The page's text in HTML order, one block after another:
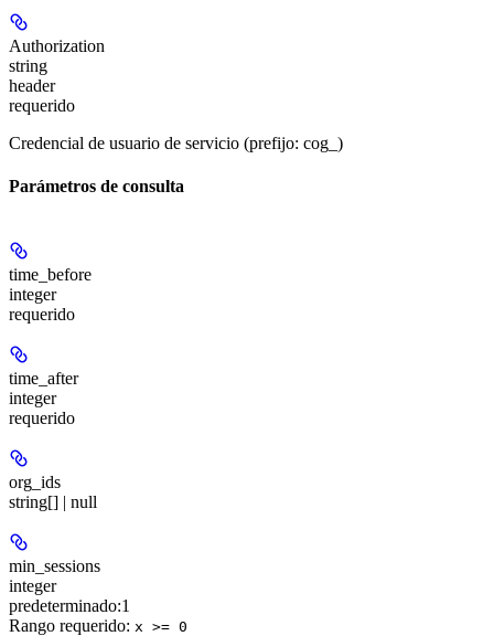
Authorization
string
header
requerido
Credencial de usuario de servicio (prefijo: cog_)
Parámetros de consulta
time_before
integer
requerido
time_after
integer
requerido
org_ids
string[] | null
min_sessions
integer
predeterminado:1
Rango requerido: x >= 0